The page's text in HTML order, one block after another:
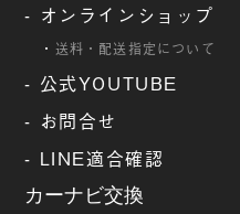
- オンラインショップ
・ 送料・配送指定について
- 公式YOUTUBE
- お問合せ
- LINE適合確認
カーナビ交換